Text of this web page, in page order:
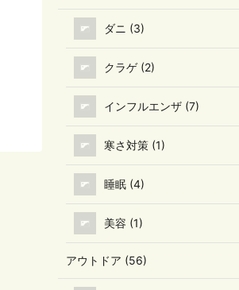
ダニ (3)
クラゲ (2)
インフルエンザ (7)
寒さ対策 (1)
睡眠 (4)
美容 (1)
アウトドア (56)